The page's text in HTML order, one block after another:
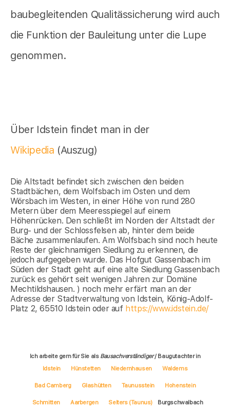
baubegleitenden Qualitässicherung wird auch
die Funktion der Bauleitung unter die Lupe
genommen.
Über Idstein findet man in der
Wikipedia (Auszug)
Die Altstadt befindet sich zwischen den beiden
Stadtbächen, dem Wolfsbach im Osten und dem
Wörsbach im Westen, in einer Höhe von rund 280
Metern über dem Meeresspiegel auf einem
Höhenrücken. Den schließt im Norden der Altstadt der
Burg- und der Schlossfelsen ab, hinter dem beide
Bäche zusammenlaufen. Am Wolfsbach sind noch heute
Reste der gleichnamigen Siedlung zu erkennen, die
jedoch aufgegeben wurde. Das Hofgut Gassenbach im
Süden der Stadt geht auf eine alte Siedlung Gassenbach
zurück es gehört seit wenigen Jahren zur Domäne
Mechtildshausen. ) noch mehr erfärt man an der
Adresse der Stadtverwaltung von Idstein, König-Adolf-
Platz 2, 65510 Idstein oder auf https://www.idstein.de/
Ich arbeite gern für Sie als Bausachverständiger/ Baugutachter in
Idstein
Hünstetten Niedernhausen Waldems
Bad Camberg Glashütten Taunusstein Hohenstein
Schmitten Aarbergen Selters (Taunus) Burgschwalbach